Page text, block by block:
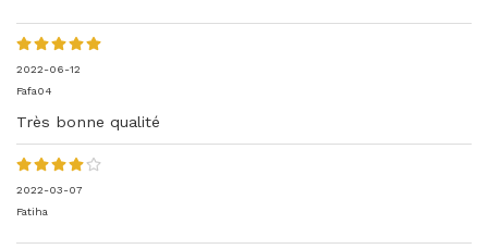
2022-06-12
Fafa04
Très bonne qualité
2022-03-07
Fatiha